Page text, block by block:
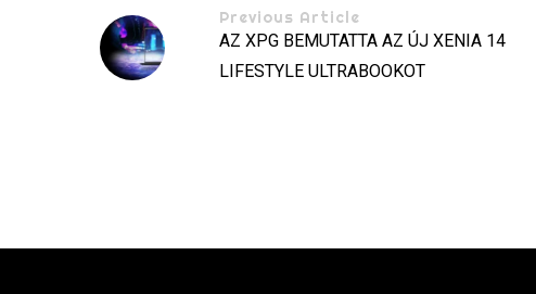
Previous Article
AZ XPG BEMUTATTA AZ ÚJ XENIA 14
LIFESTYLE ULTRABOOKOT